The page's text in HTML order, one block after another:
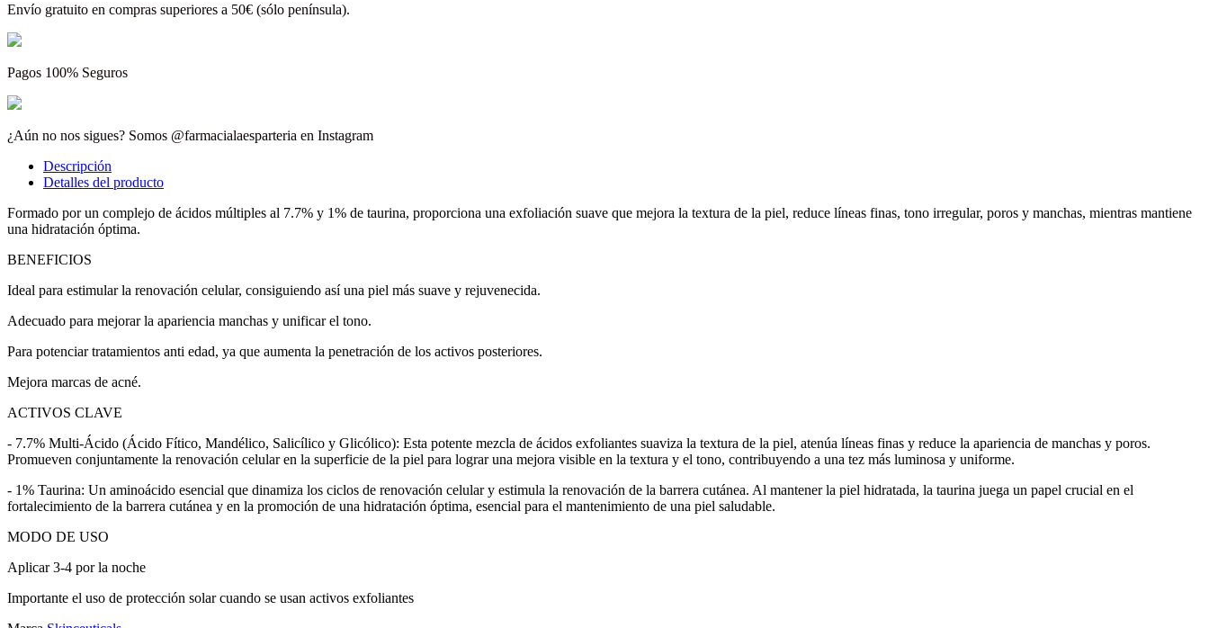
Envío gratuito en compras superiores a 50€ (sólo península).
Pagos 100% Seguros
¿Aún no nos sigues? Somos @farmacialaesparteria en Instagram
Descripción
Detalles del producto
Formado por un complejo de ácidos múltiples al 7.7% y 1% de taurina, proporciona una exfoliación suave que mejora la textura de la piel, reduce líneas finas, tono irregular, poros y manchas, mientras mantiene
una hidratación óptima.
BENEFICIOS
Ideal para estimular la renovación celular, consiguiendo así una piel más suave y rejuvenecida.
Adecuado para mejorar la apariencia manchas y unificar el tono.
Para potenciar tratamientos anti edad, ya que aumenta la penetración de los activos posteriores.
Mejora marcas de acné.
ACTIVOS CLAVE
- 7.7% Multi-Ácido (Ácido Fítico, Mandélico, Salicílico y Glicólico): Esta potente mezcla de ácidos exfoliantes suaviza la textura de la piel, atenúa líneas finas y reduce la apariencia de manchas y poros.
Promueven conjuntamente la renovación celular en la superficie de la piel para lograr una mejora visible en la textura y el tono, contribuyendo a una tez más luminosa y uniforme.
- 1% Taurina: Un aminoácido esencial que dinamiza los ciclos de renovación celular y estimula la renovación de la barrera cutánea. Al mantener la piel hidratada, la taurina juega un papel crucial en el
fortalecimiento de la barrera cutánea y en la promoción de una hidratación óptima, esencial para el mantenimiento de una piel saludable.
MODO DE USO
Aplicar 3-4 por la noche
Importante el uso de protección solar cuando se usan activos exfoliantes